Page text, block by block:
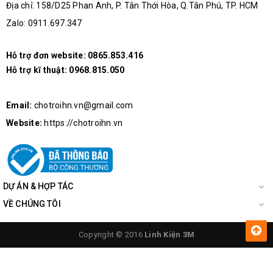
Địa chỉ: 158/D25 Phan Anh, P. Tân Thới Hòa, Q.Tân Phú, TP. HCM
Zalo: 0911.697.347
Hỗ trợ đơn website: 0865.853.416
Hỗ trợ kĩ thuật: 0968.815.050
Email: chotroihn.vn@gmail.com
Website: https://chotroihn.vn
DỰ ÁN & HỢP TÁC
VỀ CHÚNG TÔI
Copyright © 2016 Linh Kiện 3M